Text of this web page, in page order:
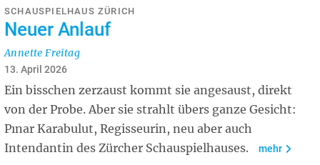
SCHAUSPIELHAUS ZÜRICH
Neuer Anlauf
Annette Freitag
13. April 2026
Ein bisschen zerzaust kommt sie angesaust, direkt
von der Probe. Aber sie strahlt übers ganze Gesicht:
Pınar Karabulut, Regisseurin, neu aber auch
Intendantin des Zürcher Schauspielhauses.
mehr